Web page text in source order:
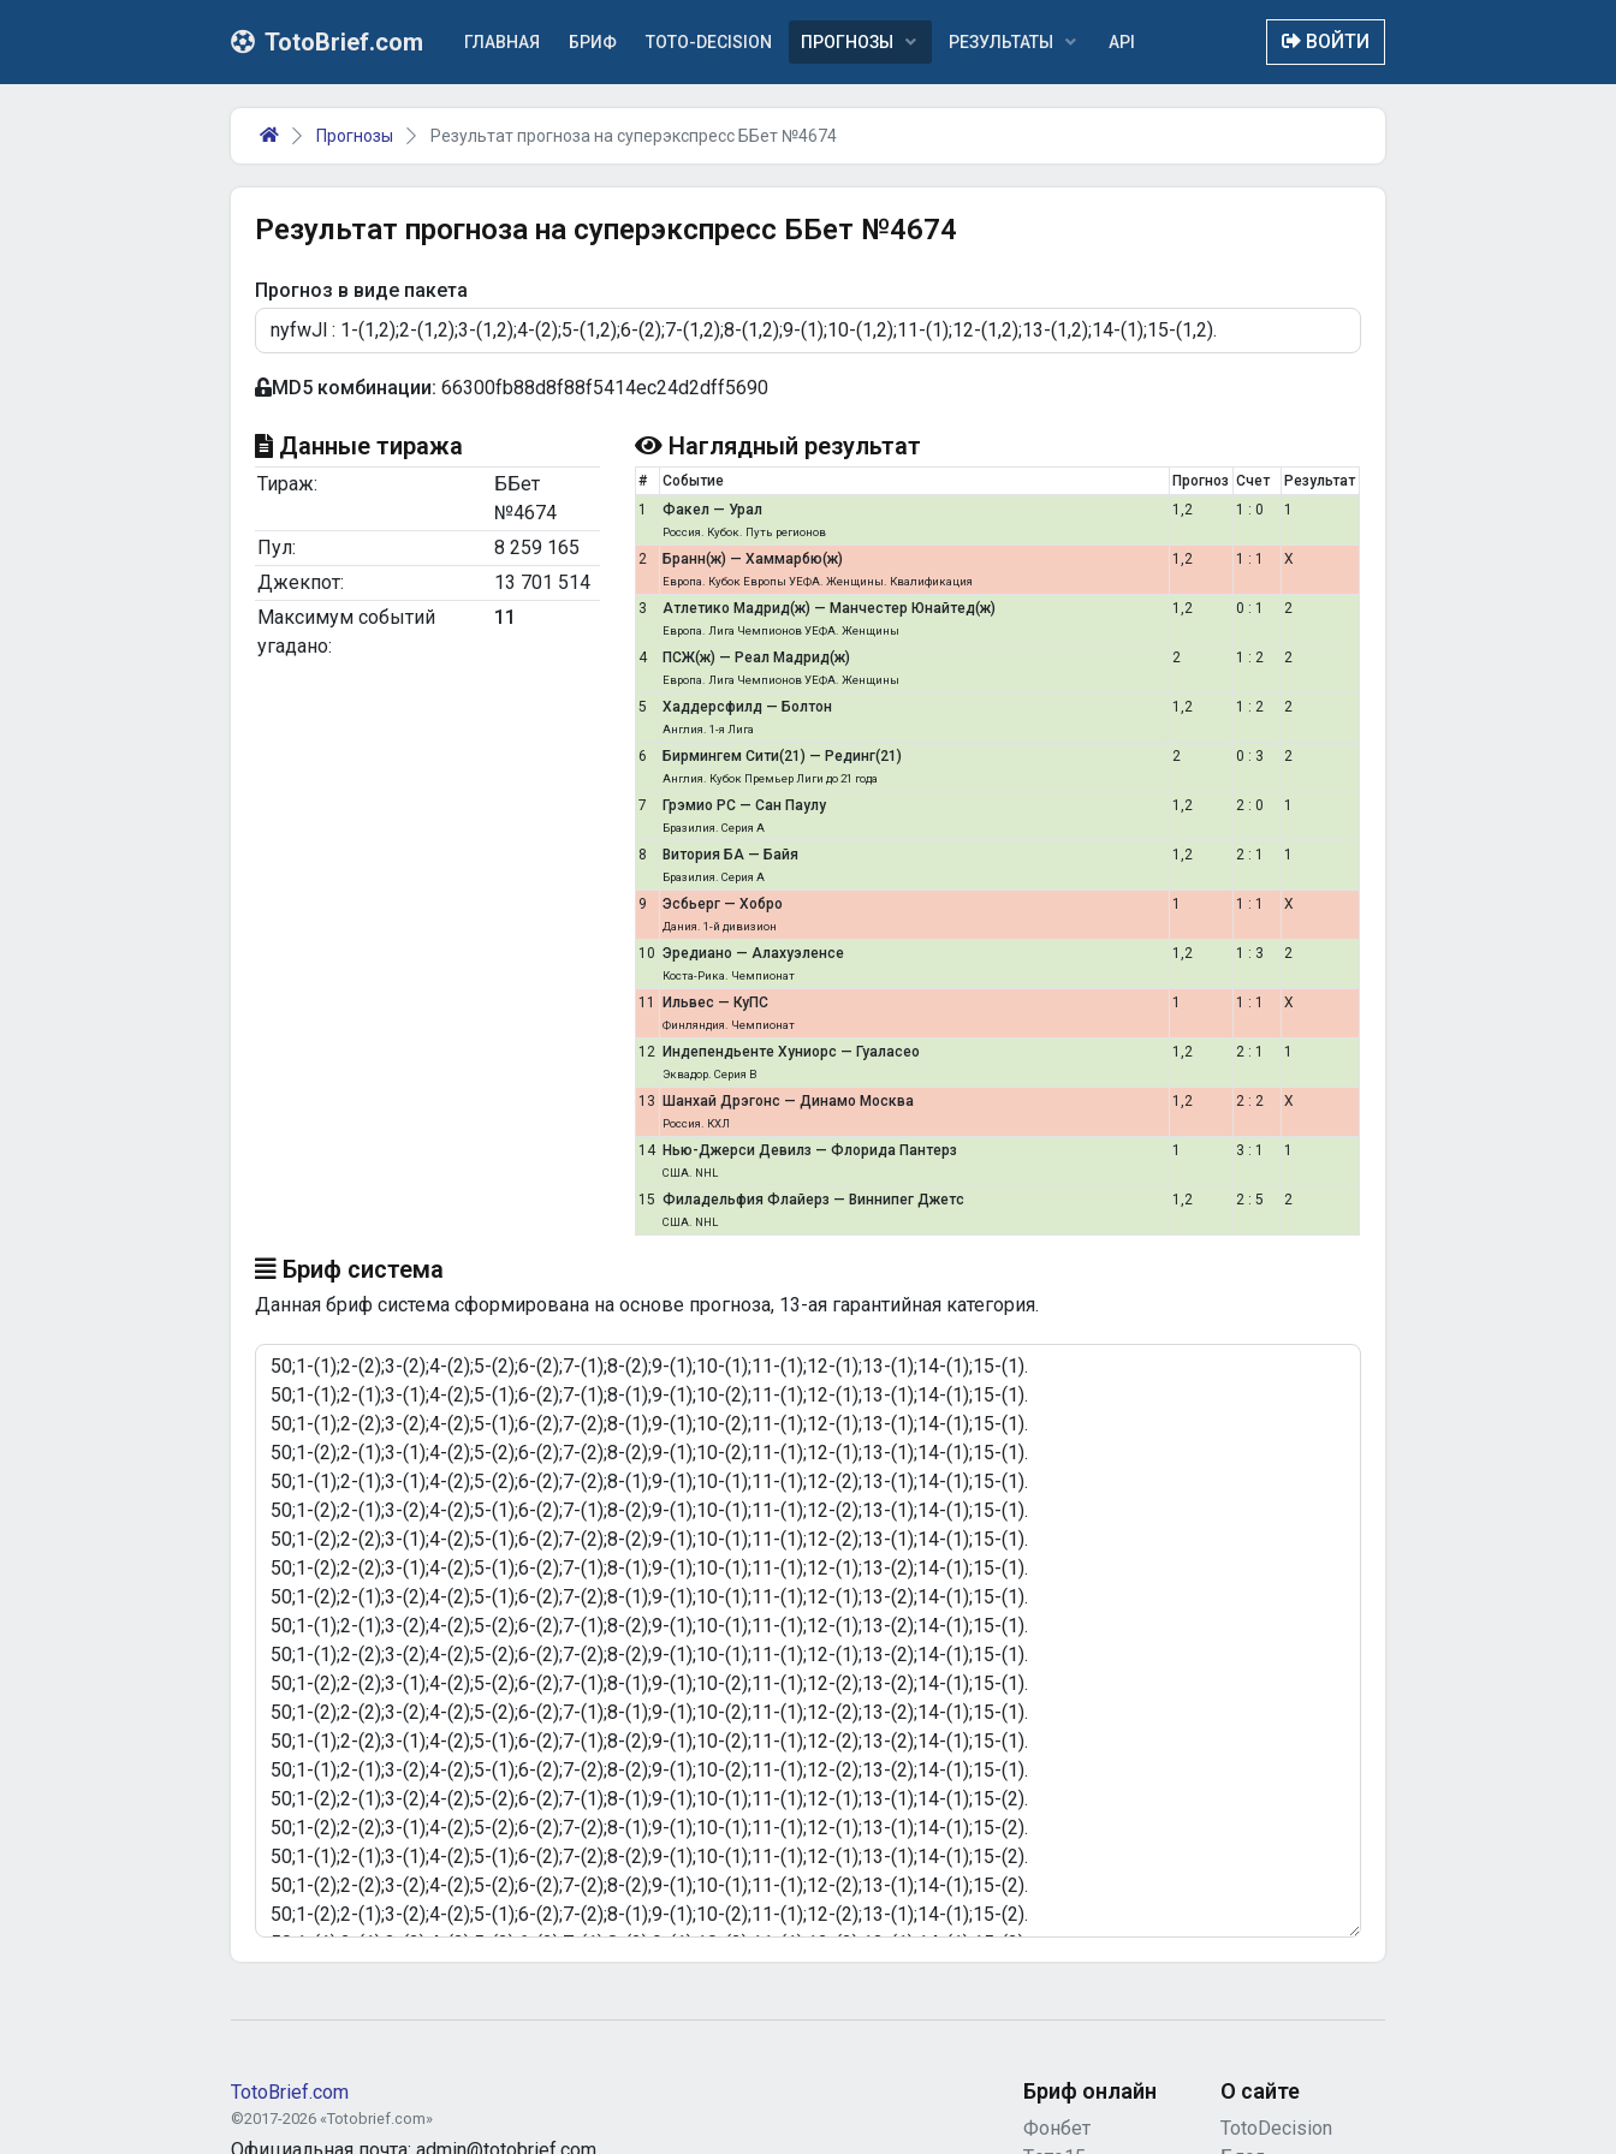
TotoBrief.com ГЛАВНАЯ БРИФ TOTO-DECISION ПРОГНОЗЫ РЕЗУЛЬТАТЫ API ВОЙТИ
Прогнозы Результат прогноза на суперэкспресс ББет №4674
Результат прогноза на суперэкспресс ББет №4674
Прогноз в виде пакета
MD5 комбинации: 66300fb88d8f88f5414ec24d2dff5690
Данные тиража
Тираж:
ББет
№4674
Пул:
8 259 165
Джекпот:
13 701 514
Максимум событий
угадано:
11
Наглядный результат
# Событие Прогноз Счет
Результат
1
Факел — Урал
Россия. Кубок. Путь регионов
1,2 1 : 0 1
2 Бранн(ж) — Хаммарбю(ж)
Европа. Кубок Европы УЕФА. Женщины. Квалификация
1,2 1 : 1 X
3 Атлетико Мадрид(ж) — Манчестер Юнайтед(ж)
Европа. Лига Чемпионов УЕФА. Женщины
1,2 0 : 1 2
4 ПСЖ(ж) — Реал Мадрид(ж)
Европа. Лига Чемпионов УЕФА. Женщины
2 1 : 2 2
5 Хаддерсфилд — Болтон
Англия. 1-я Лига
1,2 1 : 2 2
6 Бирмингем Сити(21) — Рединг(21)
Англия. Кубок Премьер Лиги до 21 года
2 0 : 3 2
7 Грэмио РС — Сан Паулу
Бразилия. Серия A
1,2 2 : 0 1
8 Витория БА — Байя
Бразилия. Серия A
1,2 2 : 1 1
9 Эсбьерг — Хобро
Дания. 1-й дивизион
1 1 : 1 X
10 Эредиано — Алахуэленсе
Коста-Рика. Чемпионат
1,2 1 : 3 2
11 Ильвес — КуПС
Финляндия. Чемпионат
1 1 : 1 X
12 Индепендьенте Хуниорс — Гуаласео
Эквадор. Серия B
1,2 2 : 1 1
13 Шанхай Дрэгонс — Динамо Москва
Россия. КХЛ
1,2 2 : 2 X
14 Нью-Джерси Девилз — Флорида Пантерз
США. NHL
1 3 : 1 1
15 Филадельфия Флайерз — Виннипег Джетс
США. NHL
1,2 2 : 5 2
Бриф система
Данная бриф система сформирована на основе прогноза, 13-ая гарантийная категория.
TotoBrief.com
©2017-2026 «Totobrief.com»
Официальная почта: admin@totobrief.com
Бриф онлайн
Фонбет
О сайте
TotoDecision